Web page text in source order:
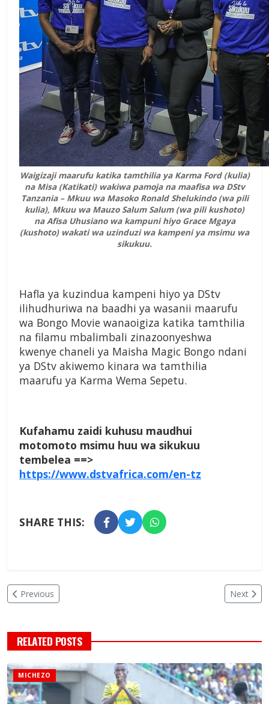
Waigizaji maarufu katika tamthilia ya Karma Ford (kulia)
na Misa (Katikati) wakiwa pamoja na maafisa wa DStv
Tanzania – Mkuu wa Masoko Ronald Shelukindo (wa pili
kulia), Mkuu wa Mauzo Salum Salum (wa pili kushoto)
na Afisa Uhusiano wa kampuni hiyo Grace Mgaya
(kushoto) wakati wa uzinduzi wa kampeni ya msimu wa
sikukuu.
Hafla ya kuzindua kampeni hiyo ya DStv
ilihudhuriwa na baadhi ya wasanii maarufu
wa Bongo Movie wanaoigiza katika tamthilia
na filamu mbalimbali zinazoonyeshwa
kwenye chaneli ya Maisha Magic Bongo ndani
ya DStv akiwemo kinara wa tamthilia
maarufu ya Karma Wema Sepetu.
Kufahamu zaidi kuhusu maudhui
motomoto msimu huu wa sikukuu
tembelea ==>
https://www.dstvafrica.com/en-tz
SHARE THIS:
Previous Next
RELATED POSTS
MICHEZO